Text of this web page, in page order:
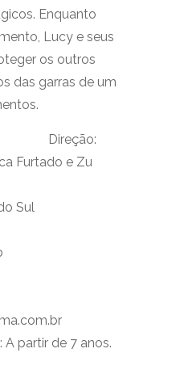
Enquanto
Lucy e seus
os outros
das garras de um
Direção:
Furtado e Zu
Sul
partir de 7 anos.